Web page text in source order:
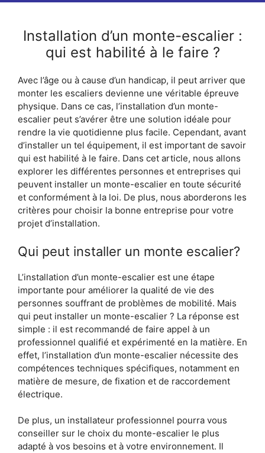
Installation d’un monte-escalier :
qui est habilité à le faire ?
Avec l’âge ou à cause d’un handicap, il peut arriver que
monter les escaliers devienne une véritable épreuve
physique. Dans ce cas, l’installation d’un monte-
escalier peut s’avérer être une solution idéale pour
rendre la vie quotidienne plus facile. Cependant, avant
d’installer un tel équipement, il est important de savoir
qui est habilité à le faire. Dans cet article, nous allons
explorer les différentes personnes et entreprises qui
peuvent installer un monte-escalier en toute sécurité
et conformément à la loi. De plus, nous aborderons les
critères pour choisir la bonne entreprise pour votre
projet d’installation.
Qui peut installer un monte escalier?
L’installation d’un monte-escalier est une étape
importante pour améliorer la qualité de vie des
personnes souffrant de problèmes de mobilité. Mais
qui peut installer un monte-escalier ? La réponse est
simple : il est recommandé de faire appel à un
professionnel qualifié et expérimenté en la matière. En
effet, l’installation d’un monte-escalier nécessite des
compétences techniques spécifiques, notamment en
matière de mesure, de fixation et de raccordement
électrique.
De plus, un installateur professionnel pourra vous
conseiller sur le choix du monte-escalier le plus
adapté à vos besoins et à votre environnement. Il